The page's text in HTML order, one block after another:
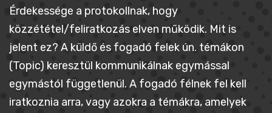
Érdekessége a protokollnak, hogy
közzététel/feliratkozás elven működik. Mit is
jelent ez? A küldő és fogadó felek ún. témákon
(Topic) keresztül kommunikálnak egymással
egymástól függetlenül. A fogadó félnek fel kell
iratkoznia arra, vagy azokra a témákra, amelyek